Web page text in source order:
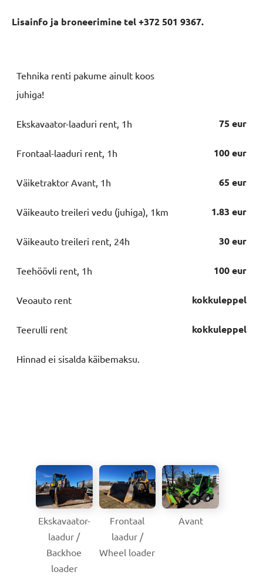
Lisainfo ja broneerimine tel +372 501 9367.
Tehnika renti pakume ainult koos
juhiga!
Ekskavaator-laaduri rent, 1h 75 eur
Frontaal-laaduri rent, 1h 100 eur
Väiketraktor Avant, 1h 65 eur
Väikeauto treileri vedu (juhiga), 1km 1.83 eur
Väikeauto treileri rent, 24h 30 eur
Teehöövli rent, 1h 100 eur
Veoauto rent kokkuleppel
Teerulli rent kokkuleppel
Hinnad ei sisalda käibemaksu.
Ekskavaator-
laadur /
Backhoe
loader
Frontaal
laadur /
Wheel loader
Avant